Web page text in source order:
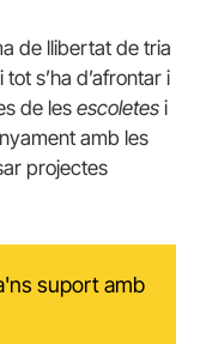
de llibertat de tria
s’ha d’afrontar i
de les escoletes i
amb les
projectes
suport amb